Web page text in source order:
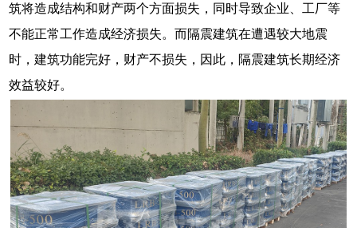
筑将造成结构和财产两个方面损失，同时导致企业、工厂等
不能正常工作造成经济损失。而隔震建筑在遭遇较大地震
时，建筑功能完好，财产不损失，因此，隔震建筑长期经济
效益较好。